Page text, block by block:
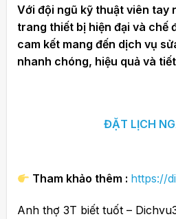
Với đội ngũ kỹ thuật viên tay
trang thiết bị hiện đại và chế
cam kết mang đến dịch vụ
nhanh chóng, hiệu quả và
ĐẶT LỊCH
Tham khảo thêm : https://
Anh thợ 3T biết tuốt –